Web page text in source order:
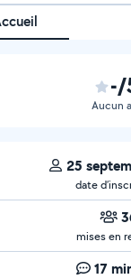
-/
Aucun
25
date
mises en
17